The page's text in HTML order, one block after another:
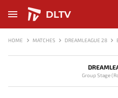
DLTV
HOME MATCHES DREAMLEAGUE 28
Group Stage